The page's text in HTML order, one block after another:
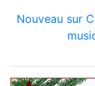
Nouveau sur